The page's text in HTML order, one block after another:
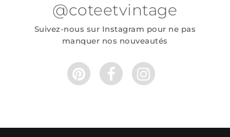
@coteetvintage
Suivez-nous sur Instagram pour ne pas
manquer nos nouveautés